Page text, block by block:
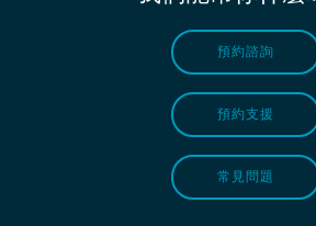
預約諮詢
預約支援
常見問題